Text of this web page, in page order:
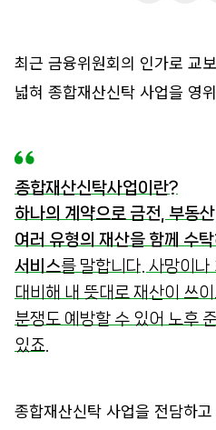
최근 금융위원회의 인가로 교
넓혀 종합재산신탁 사업을 영
종합재산신탁사업이란?
하나의 계약으로 금전, 부동
여러 유형의 재산을 함께 수
서비스를 말합니다. 사망이나
대비해 내 뜻대로 재산이 쓰
분쟁도 예방할 수 있어 노후
있죠.
종합재산신탁 사업을 전담하고